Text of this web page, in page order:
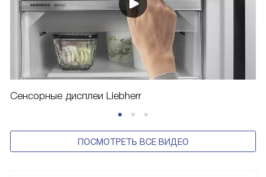
Сенсорные дисплеи Liebherr
ПОСМОТРЕТЬ ВСЕ ВИДЕО